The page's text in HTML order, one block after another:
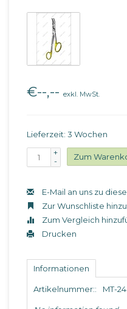
€--,-- exkl. MwSt.
Lieferzeit: 3 Wochen
+
-
Zum
E-Mail an uns zu
Zur Wunschliste
Zum Vergleich
Drucken
Informationen
Artikelnummer:: MT-